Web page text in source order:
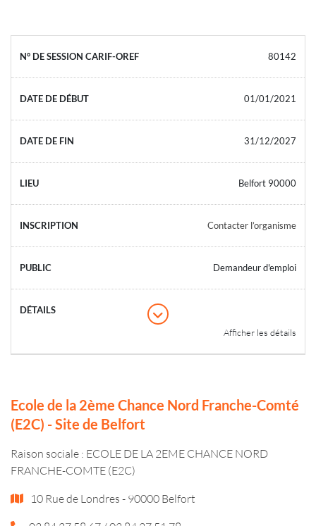
80142
01/01/2021
31/12/2027
Belfort 90000
Contacter l’organisme
Demandeur d'emploi
Afficher les détails
Ecole de la 2ème Chance Nord Franche-Comté
(E2C) - Site de Belfort
Raison sociale : ECOLE DE LA 2EME CHANCE NORD
FRANCHE-COMTE (E2C)
10 Rue de Londres - 90000 Belfort